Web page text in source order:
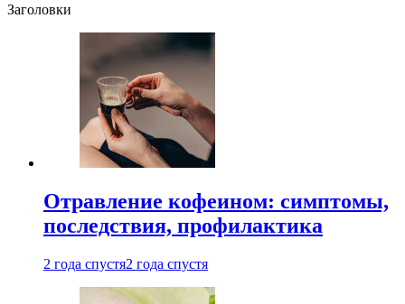
Заголовки
Отравление кофеином: симптомы,
последствия, профилактика
2 года спустя2 года спустя